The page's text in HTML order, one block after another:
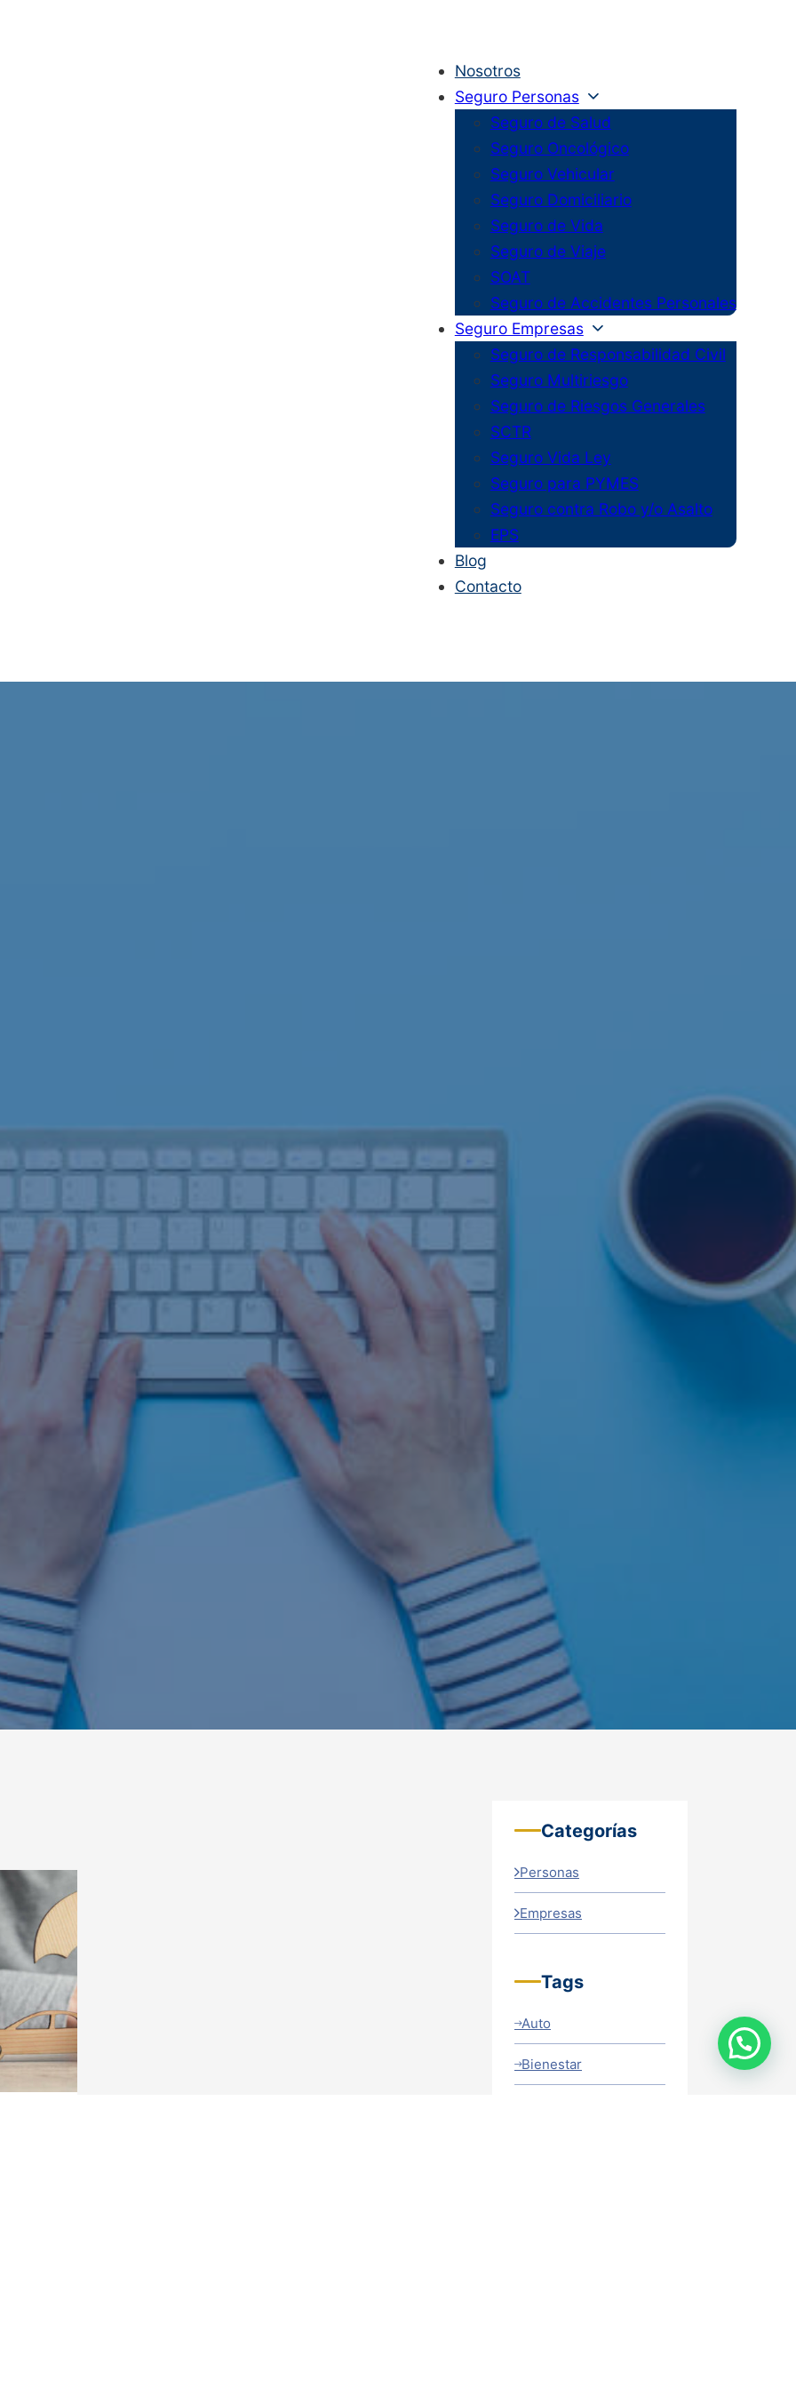
Nosotros
Seguro Personas
Seguro de Salud
Seguro Oncológico
Seguro Vehicular
Seguro Domiciliario
Seguro de Vida
Seguro de Viaje
SOAT
Seguro de Accidentes Personales
Seguro Empresas
Seguro de Responsabilidad Civil
Seguro Multiriesgo
Seguro de Riesgos Generales
SCTR
Seguro Vida Ley
Seguro para PYMES
Seguro contra Robo y/o Asalto
EPS
Blog
Contacto
Categorías
Personas
Empresas
Tags
Auto
Bienestar